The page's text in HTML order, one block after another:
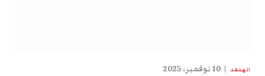
الهدهد 10 نوفمبر، 2025